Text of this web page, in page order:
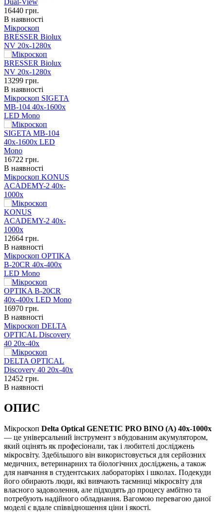
16440 грн.
В наявності
Мікроскоп
BRESSER Biolux
NV 20x-1280x
13299 грн.
В наявності
Мікроскоп SIGETA
MB-104 40x-1600x
LED Mono
16722 грн.
В наявності
Мікроскоп KONUS
ACADEMY-2 40x-
1000x
12664 грн.
В наявності
Мікроскоп OPTIKA
B-20CR 40x-400x
LED Mono
16970 грн.
В наявності
Мікроскоп DELTA
OPTICAL Discovery
40 20x-40x
12452 грн.
В наявності
ОПИС
Мікроскоп Delta Optical GENETIC PRO BINO (А) 40x-1000x
— це універсальний інструмент з вбудованим акумулятором,
який оцінять як професіонали, так і любителі досліджень
мікросвіту. Здебільшого він використовується для серйозних
медичних, ветеринарних та біологічних досліджень, а також
для навчання в студентських лабораторіях і школах. Подекуди
його обирають люди, які вивчають таємниці мікросвіту для
власного задоволення, але підходять до процесу амбітно та
потребують надійного обладнання. Вагомою перевагою даної
моделі є вдале співвідношення ціни і якості.